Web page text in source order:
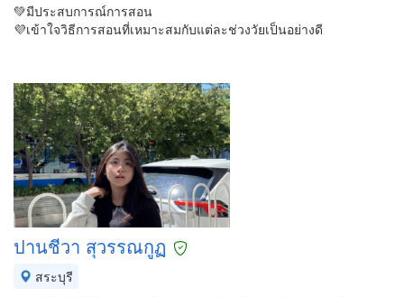
💚มีประสบการณ์การสอน
💜เข้าใจวิธีการสอนที่เหมาะสมกับแต่ละช่วงวัยเป็นอย่างดี
ปานชีวา สุวรรณกูฏ
สระบุรี